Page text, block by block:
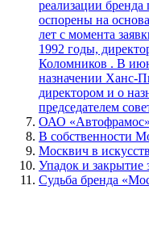
реализации бренда
оспорены на
лет с момента
1992 годы,
Коломников . В
назначении Ханс-
директором и о
председателем
ОАО
В собственности
Москвич в
Упадок и закрытие
Судьба бренда